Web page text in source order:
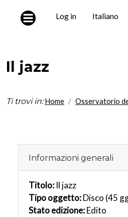
User
Log in Italiano
Il jazz
Ti trovi in: Home Osservatorio
Informazioni generali
Titolo: Il jazz
Tipo oggetto:Disco (45
Stato edizione:Edito